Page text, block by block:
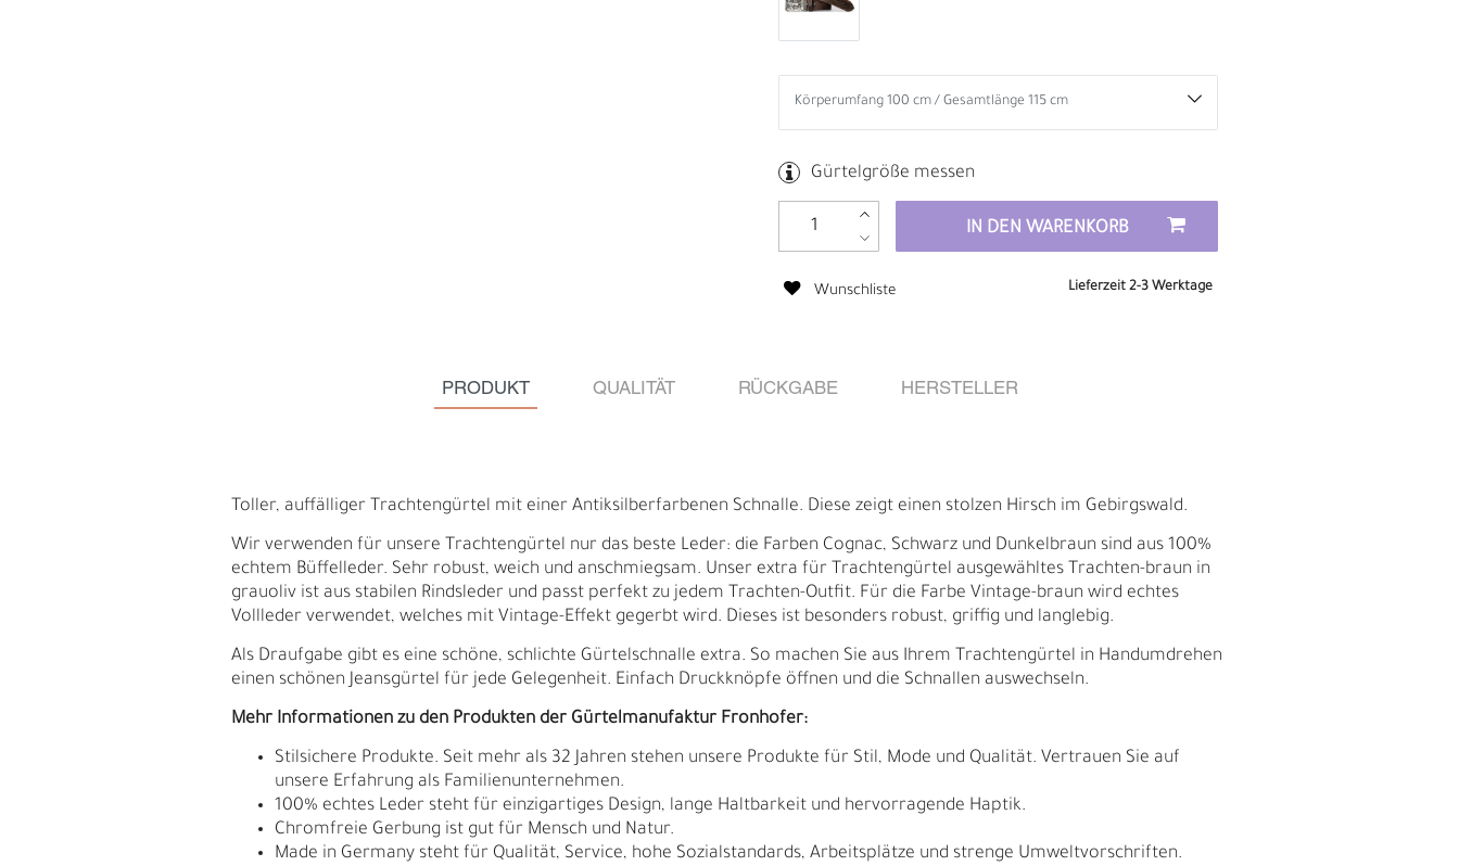
Gürtelgröße messen
IN DEN WARENKORB
Wunschliste Lieferzeit 2-3 Werktage
PRODUKT QUALITÄT RÜCKGABE HERSTELLER
Toller, auffälliger Trachtengürtel mit einer Antiksilberfarbenen Schnalle. Diese zeigt einen stolzen Hirsch im Gebirgswald.
Wir verwenden für unsere Trachtengürtel nur das beste Leder: die Farben Cognac, Schwarz und Dunkelbraun sind aus 100%
echtem Büffelleder. Sehr robust, weich und anschmiegsam. Unser extra für Trachtengürtel ausgewähltes Trachten-braun in
grauoliv ist aus stabilen Rindsleder und passt perfekt zu jedem Trachten-Outfit. Für die Farbe Vintage-braun wird echtes
Vollleder verwendet, welches mit Vintage-Effekt gegerbt wird. Dieses ist besonders robust, griffig und langlebig.
Als Draufgabe gibt es eine schöne, schlichte Gürtelschnalle extra. So machen Sie aus Ihrem Trachtengürtel in Handumdrehen
einen schönen Jeansgürtel für jede Gelegenheit. Einfach Druckknöpfe öffnen und die Schnallen auswechseln.
Mehr Informationen zu den Produkten der Gürtelmanufaktur Fronhofer:
Stilsichere Produkte. Seit mehr als 32 Jahren stehen unsere Produkte für Stil, Mode und Qualität. Vertrauen Sie auf
unsere Erfahrung als Familienunternehmen.
100% echtes Leder steht für einzigartiges Design, lange Haltbarkeit und hervorragende Haptik.
Chromfreie Gerbung ist gut für Mensch und Natur.
Made in Germany steht für Qualität, Service, hohe Sozialstandards, Arbeitsplätze und strenge Umweltvorschriften.